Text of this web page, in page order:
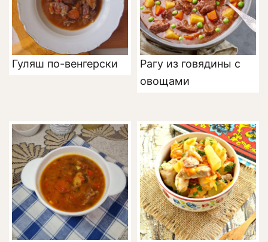
Гуляш по-венгерски
Рагу из говядины с
овощами